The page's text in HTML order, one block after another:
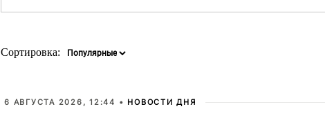
Сортировка:
6 АВГУСТА 2026, 12:44 • НОВОСТИ ДНЯ